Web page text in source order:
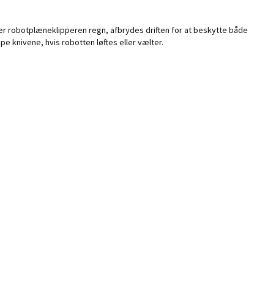
robotplæneklipperen regn, afbrydes driften for at beskytte både
knivene, hvis robotten løftes eller vælter.